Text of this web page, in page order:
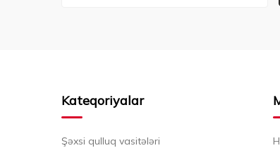
Kateqoriyalar
Şəxsi qulluq vasitələri